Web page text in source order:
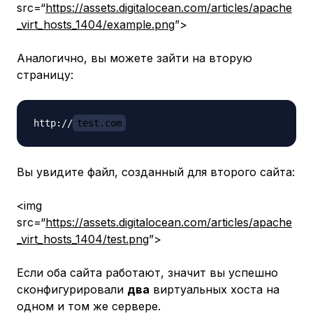
src=“https://assets.digitalocean.com/articles/apache
_virt_hosts_1404/example.png”>
Аналогично, вы можете зайти на вторую
страницу:
http:// test.com
Вы увидите файл, созданный для второго сайта:
<img
src=“https://assets.digitalocean.com/articles/apache
_virt_hosts_1404/test.png”>
Если оба сайта работают, значит вы успешно
сконфигурировали два виртуальных хоста на
одном и том же сервере.